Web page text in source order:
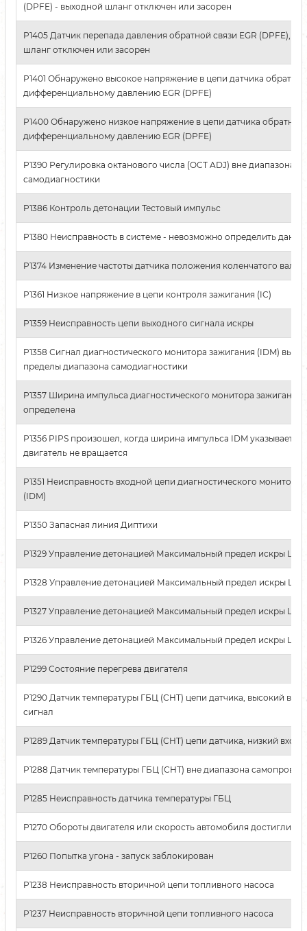
(DPFE) - выходной шланг отключен или засорен
P1405 Датчик перепада давления обратной связи EGR (DPFE),
шланг отключен или засорен
P1401 Обнаружено высокое напряжение в цепи датчика
дифференциальному давлению EGR (DPFE)
P1400 Обнаружено низкое напряжение в цепи датчика обратной
дифференциальному давлению EGR (DPFE)
P1390 Регулировка октанового числа (OCT ADJ) вне диапазона
самодиагностики
P1386 Контроль детонации Тестовый импульс
P1380 Неисправность в системе - невозможно определить
P1374 Изменение частоты датчика положения коленчатого вала
P1361 Низкое напряжение в цепи контроля зажигания (IC)
P1359 Неисправность цепи выходного сигнала искры
P1358 Сигнал диагностического монитора зажигания (IDM)
пределы диапазона самодиагностики
P1357 Ширина импульса диагностического монитора зажигания
определена
P1356 PIPS произошел, когда ширина импульса IDM указывает на
двигатель не вращается
P1351 Неисправность входной цепи диагностического монитора
(IDM)
P1350 Запасная линия Диптихи
P1329 Управление детонацией Максимальный предел искры
P1328 Управление детонацией Максимальный предел искры
P1327 Управление детонацией Максимальный предел искры
P1326 Управление детонацией Максимальный предел искры
P1299 Состояние перегрева двигателя
P1290 Датчик температуры ГБЦ (CHT) цепи датчика, высокий
сигнал
P1289 Датчик температуры ГБЦ (CHT) цепи датчика, низкий
P1288 Датчик температуры ГБЦ (CHT) вне диапазона
P1285 Неисправность датчика температуры ГБЦ
P1270 Обороты двигателя или скорость автомобиля достигли
P1260 Попытка угона - запуск заблокирован
P1238 Неисправность вторичной цепи топливного насоса
P1237 Неисправность вторичной цепи топливного насоса